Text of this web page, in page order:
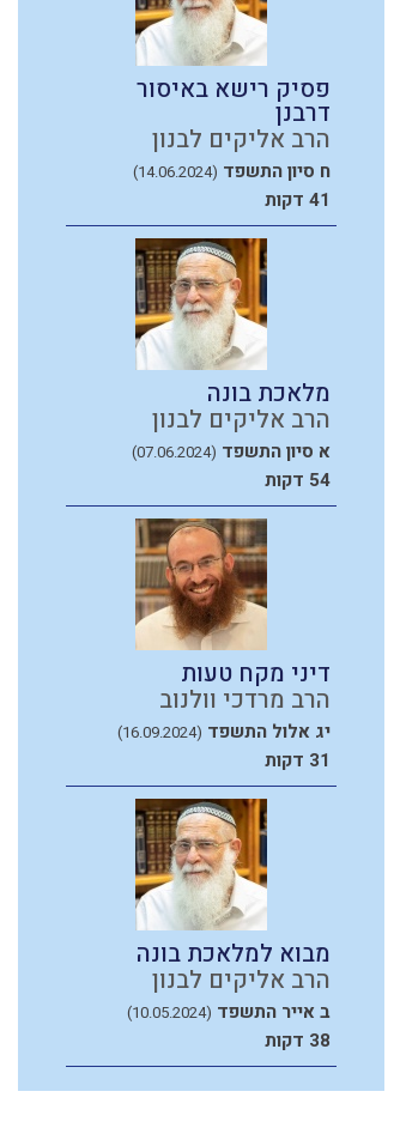
פסיק רישא באיסור
דרבנן
הרב אליקים לבנון
ח סיון התשפד (14.06.2024)
41 דקות
מלאכת בונה
הרב אליקים לבנון
א סיון התשפד (07.06.2024)
54 דקות
דיני מקח טעות
הרב מרדכי וולנוב
יג אלול התשפד (16.09.2024)
31 דקות
מבוא למלאכת בונה
הרב אליקים לבנון
ב אייר התשפד (10.05.2024)
38 דקות